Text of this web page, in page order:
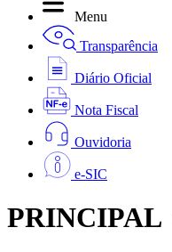
Menu
Transparência
Diário Oficial
Nota Fiscal
Ouvidoria
e-SIC
PRINCIPAL